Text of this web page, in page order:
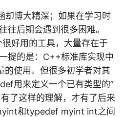
却博大精深；如果在学习时
往后期会遇到很多困难。
好用的工具，大量存在于
提的是：C++标准库实现中
使用。但很多初学者对其
用来定义一个已有类型的”
了这样的理解，才有了后来
和typedef myint int之间